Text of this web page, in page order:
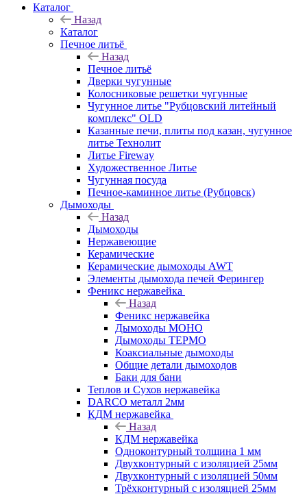
Каталог
Назад
Каталог
Печное литьё
Назад
Печное литьё
Дверки чугунные
Колосниковые решетки чугунные
Чугунное литье "Рубцовский литейный
комплекс" OLD
Казанные печи, плиты под казан, чугунное
литье Технолит
Литье Fireway
Художественное Литье
Чугунная посуда
Печное-каминное литье (Рубцовск)
Дымоходы
Назад
Дымоходы
Нержавеющие
Керамические
Керамические дымоходы AWT
Элементы дымохода печей Ферингер
Феникс нержавейка
Назад
Феникс нержавейка
Дымоходы МОНО
Дымоходы ТЕРМО
Коаксиальные дымоходы
Общие детали дымоходов
Баки для бани
Теплов и Сухов нержавейка
DARCO металл 2мм
КДМ нержавейка
Назад
КДМ нержавейка
Одноконтурный толщина 1 мм
Двухконтурный с изоляцией 25мм
Двухконтурный с изоляцией 50мм
Трёхконтурный с изоляцией 25мм